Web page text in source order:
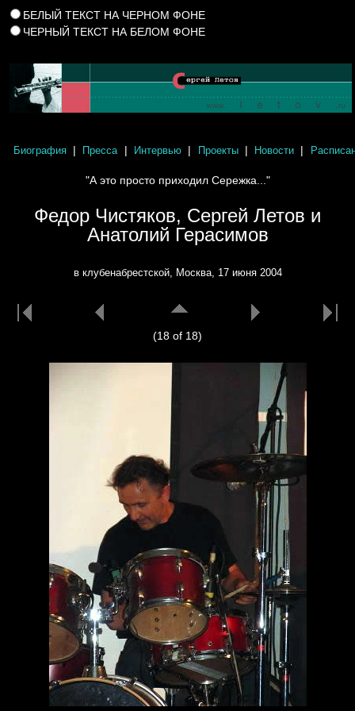
БЕЛЫЙ ТЕКСТ НА ЧЕРНОМ ФОНЕ
ЧЕРНЫЙ ТЕКСТ НА БЕЛОМ ФОНЕ
Биография | Пресса | Интервью | Проекты | Новости |
"А это просто приходил Сережка..."
Федор Чистяков, Сергей Летов и
Анатолий Герасимов
в клубенабрестской, Москва, 17 июня 2004
(18 of 18)